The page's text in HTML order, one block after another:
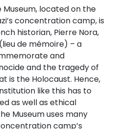
located on the
concentration camp, is
historian, Pierre Nora,
de mémoire) – a
and
and the tragedy of
is the Holocaust. Hence,
like this has to
as well as ethical
Museum uses many
camp’s